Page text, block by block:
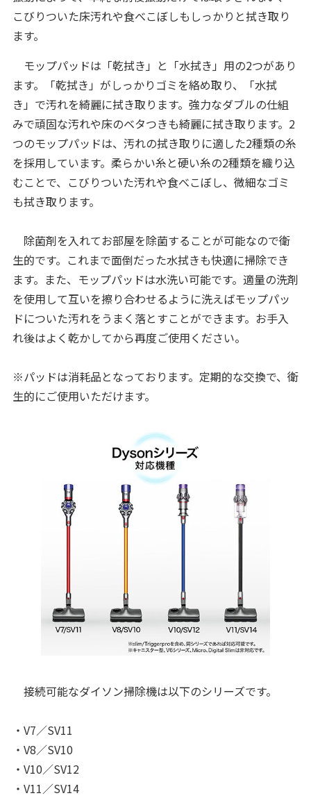
こびりついた床汚れや食べこぼしもしっかりと拭き取り
ます。
モップパッドは「乾拭き」と「水拭き」用の2つがあり
ます。「乾拭き」がしっかりゴミを絡め取り、「水拭
き」で汚れを綺麗に拭き取ります。強力なダブルの仕組
みで頑固な汚れや床のベタつきも綺麗に拭き取ります。2
つのモップパッドは、汚れの拭き取りに適した2種類の糸
を採用しています。柔らかい糸と硬い糸の2種類を織り込
むことで、こびりついた汚れや食べこぼし、微細なゴミ
も拭き取ります。
除菌剤を入れてお部屋を除菌することが可能なので衛
生的です。これまで面倒だった水拭きも快適に掃除でき
ます。また、モップパッドは水洗い可能です。適量の洗剤
を使用して互いを擦り合わせるように洗えばモップパッ
ドについた汚れをうまく落とすことができます。お手入
れ後はよく乾かしてから再度ご使用ください。
※パッドは消耗品となっております。定期的な交換で、衛
生的にご使用いただけます。
接続可能なダイソン掃除機は以下のシリーズです。
・V7／SV11
・V8／SV10
・V10／SV12
・V11／SV14